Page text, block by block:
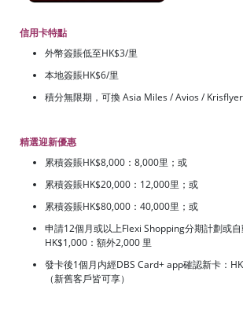
信用卡特點
外幣簽賬低至HK$3/里
本地簽賬HK$6/里
積分無限期，可換 Asia Miles / Avios / Krisflyer
精選迎新優惠
累積簽賬HK$8,000：8,000里；或
累積簽賬HK$20,000：12,000里；或
累積簽賬HK$80,000：40,000里；或
申請12個月或以上Flexi Shopping分期計劃或
HK$1,000：額外2,000 里
發卡後1個月内經DBS Card+ app確認新卡：
（新舊客戶皆可享）